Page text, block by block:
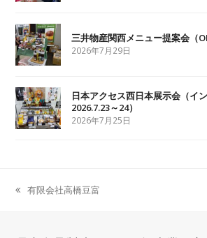
三井物産関西メニュー提案会（
2026年7月29日
日本アクセス西日本展示会（イ
2026.7.23～24）
2026年7月25日
previous
有限会社高橋豆富